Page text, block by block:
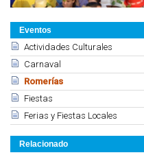
Eventos
Actividades Culturales
Carnaval
Romerías
Fiestas
Ferias y Fiestas Locales
Relacionado